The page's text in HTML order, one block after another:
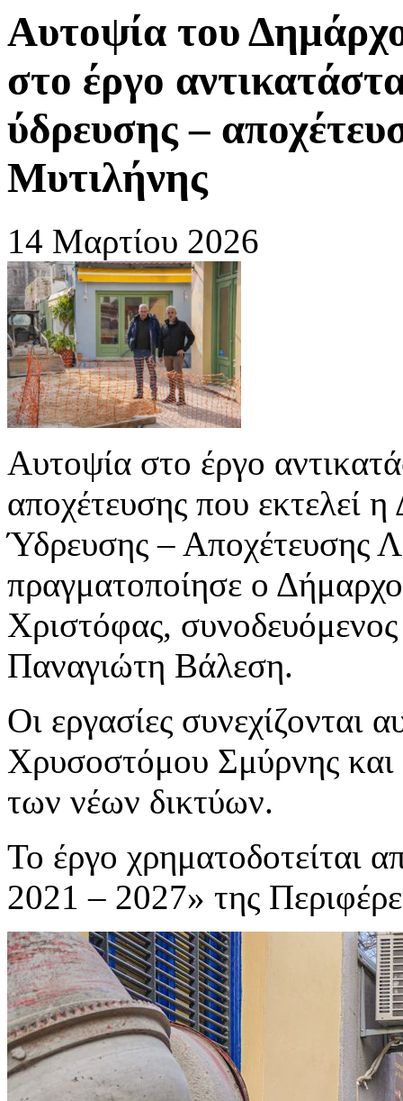
Αυτοψία του
στο έργο
ύδρευσης –
Μυτιλήνης
14 Μαρτίου 2026
Αυτοψία στο έργο
αποχέτευσης που εκτελεί
Ύδρευσης – Αποχέτευσης
πραγματοποίησε ο
Χριστόφας,
Παναγιώτη Βάλεση.
Οι εργασίες συνεχίζονται
Χρυσοστόμου Σμύρνης
των νέων δικτύων.
Το έργο χρηματοδοτείται
2021 – 2027» της